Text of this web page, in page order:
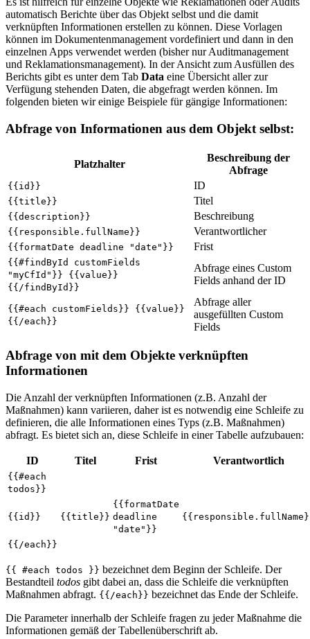
automatisch Berichte über das Objekt selbst und die damit
verknüpften Informationen erstellen zu können. Diese Vorlagen
können im Dokumentenmanagement vordefiniert und dann in den
einzelnen Apps verwendet werden (bisher nur Auditmanagement
und Reklamationsmanagement). In der Ansicht zum Ausfüllen des
Berichts gibt es unter dem Tab Data eine Übersicht aller zur
Verfügung stehenden Daten, die abgefragt werden können. Im
folgenden bieten wir einige Beispiele für gängige Informationen:
Abfrage von Informationen aus dem Objekt selbst:
Platzhalter
Beschreibung der
Abfrage
{{id}} ID
{{title}} Titel
{{description}} Beschreibung
{{responsible.fullName}} Verantwortlicher
{{formatDate deadline "date"}} Frist
{{#findById customFields
"myCfId"}} {{value}}
{{/findById}}
Abfrage eines Custom
Fields anhand der ID
{{#each customFields}} {{value}}
{{/each}}
Abfrage aller
ausgefüllten Custom
Fields
Abfrage von mit dem Objekte verknüpften
Informationen
Die Anzahl der verknüpften Informationen (z.B. Anzahl der
Maßnahmen) kann variieren, daher ist es notwendig eine Schleife zu
definieren, die alle Informationen eines Typs (z.B. Maßnahmen)
abfragt. Es bietet sich an, diese Schleife in einer Tabelle aufzubauen:
ID Titel Frist Verantwortlich
{{#each
todos}}
{{id}} {{title}}
{{formatDate
deadline
"date"}}
{{/each}}
{{ #each todos }} bezeichnet dem Beginn der Schleife. Der
Bestandteil todos gibt dabei an, dass die Schleife die verknüpften
Maßnahmen abfragt. {{/each}} bezeichnet das Ende der Schleife.
Die Parameter innerhalb der Schleife fragen zu jeder Maßnahme die
Informationen gemäß der Tabellenüberschrift ab.